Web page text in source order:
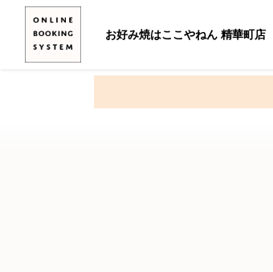
お好み焼はここやねん 精華町店